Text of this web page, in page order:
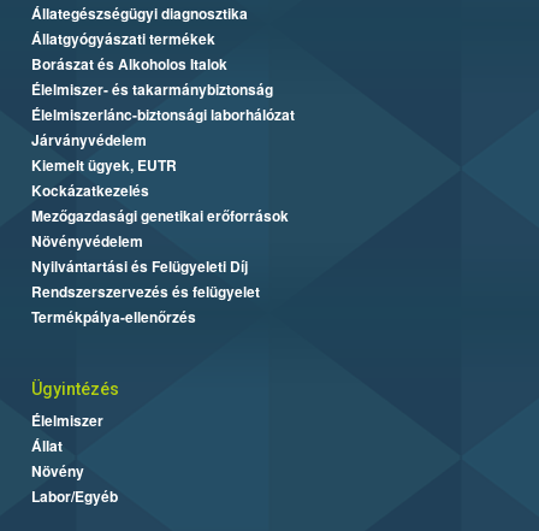
Állategészségügyi diagnosztika
Állatgyógyászati termékek
Borászat és Alkoholos Italok
Élelmiszer- és takarmánybiztonság
Élelmiszerlánc-biztonsági laborhálózat
Járványvédelem
Kiemelt ügyek, EUTR
Kockázatkezelés
Mezőgazdasági genetikai erőforrások
Növényvédelem
Nyilvántartási és Felügyeleti Díj
Rendszerszervezés és felügyelet
Termékpálya-ellenőrzés
Ügyintézés
Élelmiszer
Állat
Növény
Labor/Egyéb